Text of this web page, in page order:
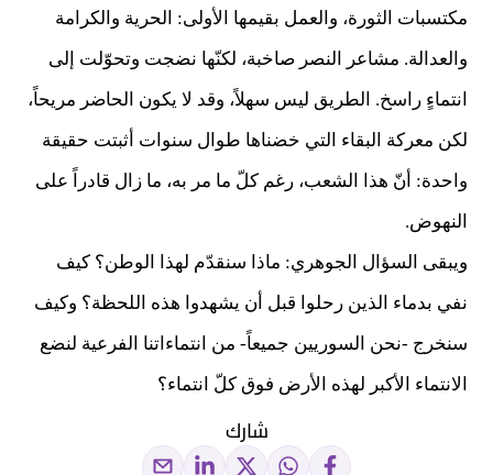
مكتسبات الثورة، والعمل بقيمها الأولى: الحرية والكرامة
والعدالة. مشاعر النصر صاخبة، لكنّها نضجت وتحوّلت إلى
انتماءٍ راسخ. الطريق ليس سهلاً، وقد لا يكون الحاضر مريحاً،
لكن معركة البقاء التي خضناها طوال سنوات أثبتت حقيقة
واحدة: أنّ هذا الشعب، رغم كلّ ما مر به، ما زال قادراً على
النهوض.
ويبقى السؤال الجوهري: ماذا سنقدّم لهذا الوطن؟ كيف
نفي بدماء الذين رحلوا قبل أن يشهدوا هذه اللحظة؟ وكيف
سنخرج -نحن السوريين جميعاً- من انتماءاتنا الفرعية لنضع
الانتماء الأكبر لهذه الأرض فوق كلّ انتماء؟
شارك